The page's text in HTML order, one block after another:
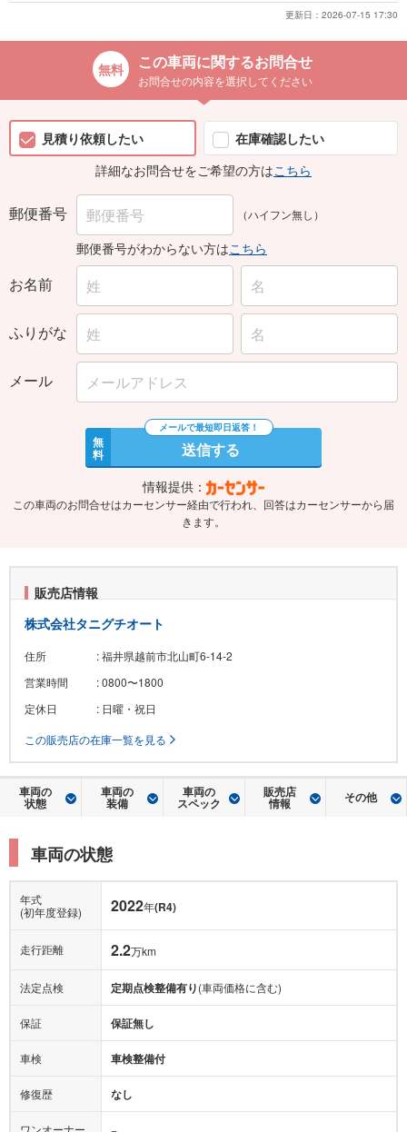
更新日： 2026-07-15 17:30
この車両に関するお問合せ
お問合せの内容を選択してください
見積り依頼したい
在庫確認したい
詳細なお問合せをご希望の方はこちら
郵便番号 （ハイフン無し）
郵便番号がわからない方はこちら
お名前
ふりがな
メール
無
料 送信する
情報提供：
この車両のお問合せはカーセンサー経由で行われ、回答はカーセンサーから届
きます。
販売店情報
株式会社タニグチオート
住所
: 福井県越前市北山町6-14-2
営業時間
: 0800〜1800
定休日
: 日曜・祝日
この販売店の在庫一覧を見る
車両の
状態
車両の
装備
車両の
スペック
販売店
情報 その他
車両の状態
年式
(初年度登録)
2022年(R4)
走行距離 2.2万km
法定点検 定期点検整備有り(車両価格に含む)
保証 保証無し
車検 車検整備付
修復歴 なし